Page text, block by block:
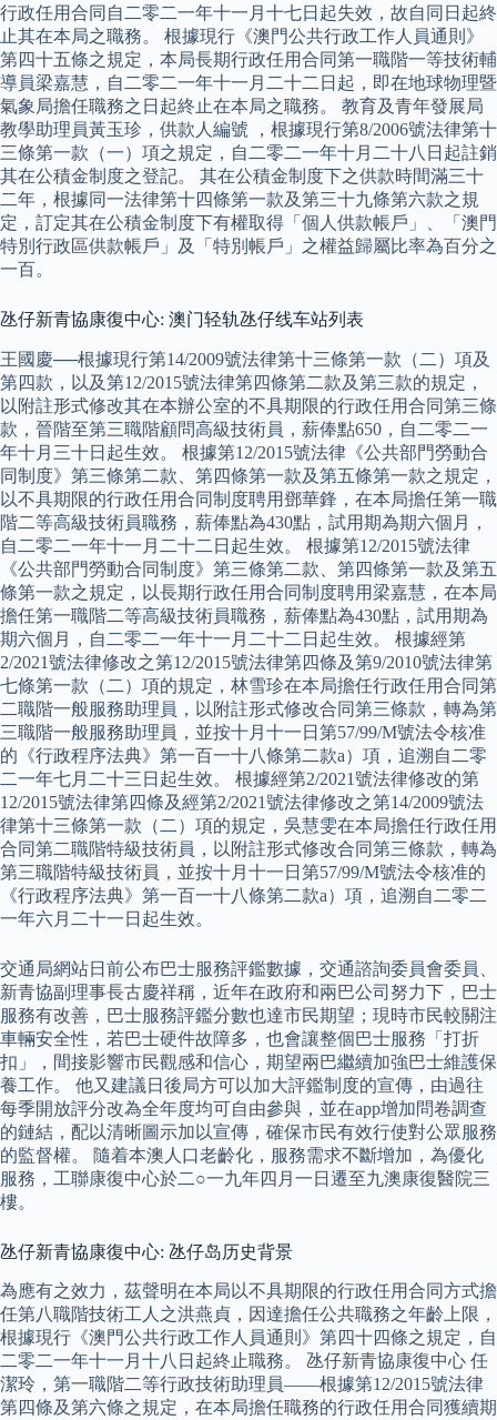
行政任用合同自二零二一年十一月十七日起失效，故自同日起終
止其在本局之職務。 根據現行《澳門公共行政工作人員通則》
第四十五條之規定，本局長期行政任用合同第一職階一等技術輔
導員梁嘉慧，自二零二一年十一月二十二日起，即在地球物理暨
氣象局擔任職務之日起終止在本局之職務。 教育及青年發展局
教學助理員黃玉珍，供款人編號 ，根據現行第8/2006號法律第十
三條第一款（一）項之規定，自二零二一年十月二十八日起註銷
其在公積金制度之登記。 其在公積金制度下之供款時間滿三十
二年，根據同一法律第十四條第一款及第三十九條第六款之規
定，訂定其在公積金制度下有權取得「個人供款帳戶」、「澳門
特別行政區供款帳戶」及「特別帳戶」之權益歸屬比率為百分之
一百。
氹仔新青協康復中心: 澳门轻轨氹仔线车站列表
王國慶──根據現行第14/2009號法律第十三條第一款（二）項及
第四款，以及第12/2015號法律第四條第二款及第三款的規定，
以附註形式修改其在本辦公室的不具期限的行政任用合同第三條
款，晉階至第三職階顧問高級技術員，薪俸點650，自二零二一
年十月三十日起生效。 根據第12/2015號法律《公共部門勞動合
同制度》第三條第二款、第四條第一款及第五條第一款之規定，
以不具期限的行政任用合同制度聘用鄧華鋒，在本局擔任第一職
階二等高級技術員職務，薪俸點為430點，試用期為期六個月，
自二零二一年十一月二十二日起生效。 根據第12/2015號法律
《公共部門勞動合同制度》第三條第二款、第四條第一款及第五
條第一款之規定，以長期行政任用合同制度聘用梁嘉慧，在本局
擔任第一職階二等高級技術員職務，薪俸點為430點，試用期為
期六個月，自二零二一年十一月二十二日起生效。 根據經第
2/2021號法律修改之第12/2015號法律第四條及第9/2010號法律第
七條第一款（二）項的規定，林雪珍在本局擔任行政任用合同第
二職階一般服務助理員，以附註形式修改合同第三條款，轉為第
三職階一般服務助理員，並按十月十一日第57/99/M號法令核准
的《行政程序法典》第一百一十八條第二款a）項，追溯自二零
二一年七月二十三日起生效。 根據經第2/2021號法律修改的第
12/2015號法律第四條及經第2/2021號法律修改之第14/2009號法
律第十三條第一款（二）項的規定，吳慧雯在本局擔任行政任用
合同第二職階特級技術員，以附註形式修改合同第三條款，轉為
第三職階特級技術員，並按十月十一日第57/99/M號法令核准的
《行政程序法典》第一百一十八條第二款a）項，追溯自二零二
一年六月二十一日起生效。
交通局網站日前公布巴士服務評鑑數據，交通諮詢委員會委員、
新青協副理事長古慶祥稱，近年在政府和兩巴公司努力下，巴士
服務有改善，巴士服務評鑑分數也達市民期望；現時市民較關注
車輛安全性，若巴士硬件故障多，也會讓整個巴士服務「打折
扣」，間接影響市民觀感和信心，期望兩巴繼續加強巴士維護保
養工作。 他又建議日後局方可以加大評鑑制度的宣傳，由過往
每季開放評分改為全年度均可自由參與，並在app增加問卷調查
的鏈結，配以清晰圖示加以宣傳，確保市民有效行使對公眾服務
的監督權。 隨着本澳人口老齡化，服務需求不斷增加，為優化
服務，工聯康復中心於二○一九年四月一日遷至九澳康復醫院三
樓。
氹仔新青協康復中心: 氹仔岛历史背景
為應有之效力，茲聲明在本局以不具期限的行政任用合同方式擔
任第八職階技術工人之洪燕貞，因達擔任公共職務之年齡上限，
根據現行《澳門公共行政工作人員通則》第四十四條之規定，自
二零二一年十一月十八日起終止職務。 氹仔新青協康復中心 任
潔玲，第一職階二等行政技術助理員——根據第12/2015號法律
第四條及第六條之規定，在本局擔任職務的行政任用合同獲續期